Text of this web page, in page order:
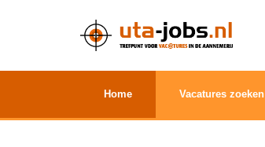
Home Vacatures zoeken